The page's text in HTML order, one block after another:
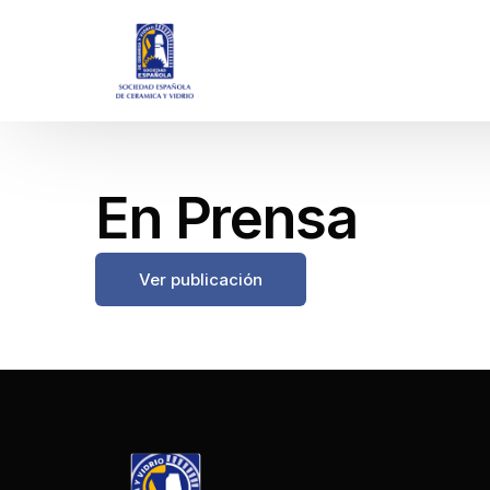
En Prensa
Ver publicación